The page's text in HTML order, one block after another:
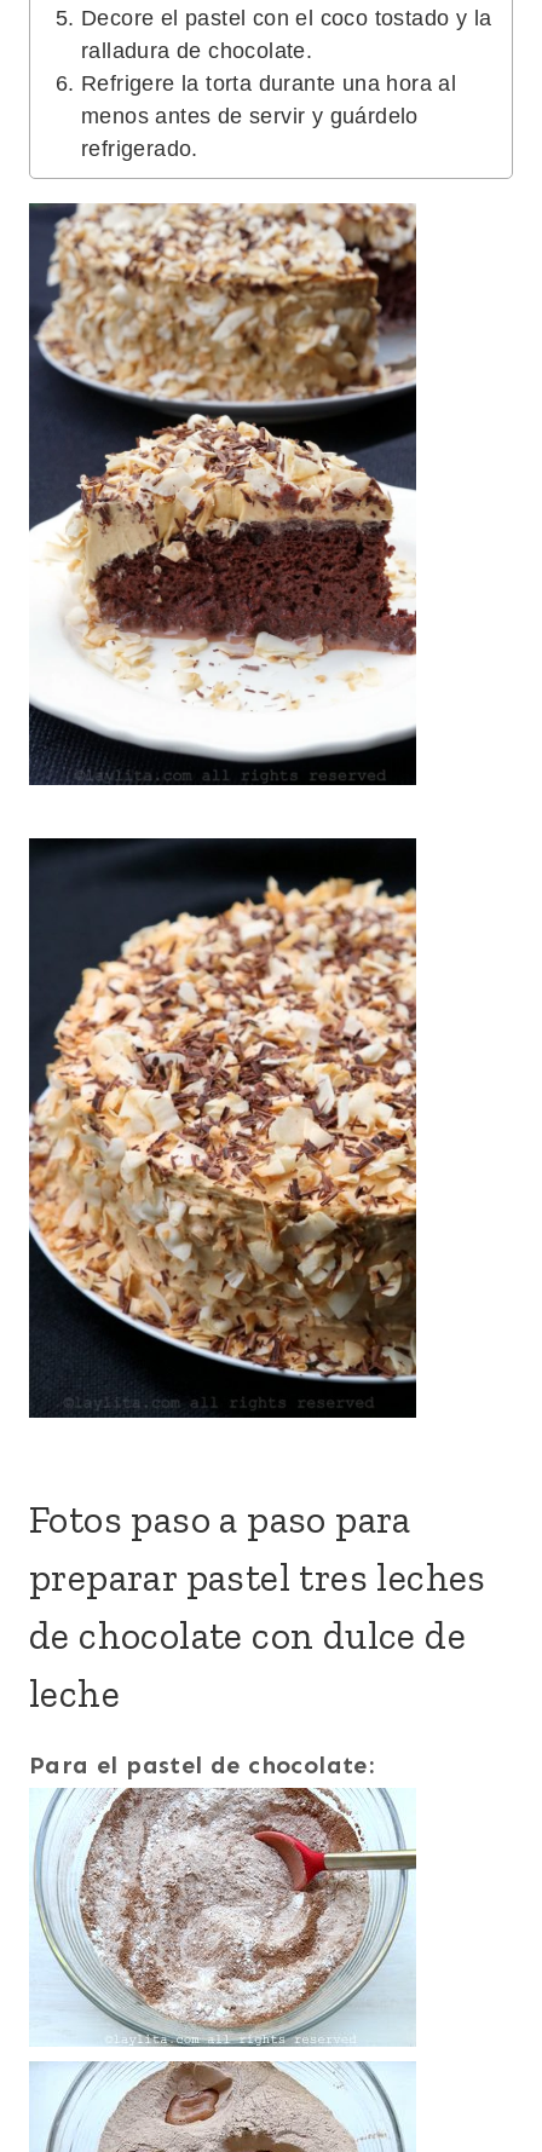
Decore el pastel con el coco tostado y la
ralladura de chocolate.
Refrigere la torta durante una hora al
menos antes de servir y guárdelo
refrigerado.
Fotos paso a paso para
preparar pastel tres leches
de chocolate con dulce de
leche
Para el pastel de chocolate: